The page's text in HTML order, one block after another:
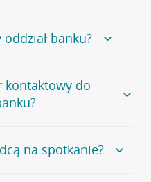
banku?
zapraszamy na
której znajduje się
kontaktowy do
ogólnego numeru
na spotkanie?